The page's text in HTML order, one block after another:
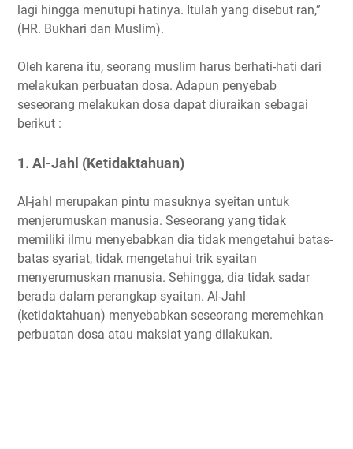
lagi hingga menutupi hatinya. Itulah yang disebut ran,”
(HR. Bukhari dan Muslim).
Oleh karena itu, seorang muslim harus berhati-hati dari
melakukan perbuatan dosa. Adapun penyebab
seseorang melakukan dosa dapat diuraikan sebagai
berikut :
1. Al-Jahl (Ketidaktahuan)
Al-jahl merupakan pintu masuknya syeitan untuk
menjerumuskan manusia. Seseorang yang tidak
memiliki ilmu menyebabkan dia tidak mengetahui batas-
batas syariat, tidak mengetahui trik syaitan
menyerumuskan manusia. Sehingga, dia tidak sadar
berada dalam perangkap syaitan. Al-Jahl
(ketidaktahuan) menyebabkan seseorang meremehkan
perbuatan dosa atau maksiat yang dilakukan.